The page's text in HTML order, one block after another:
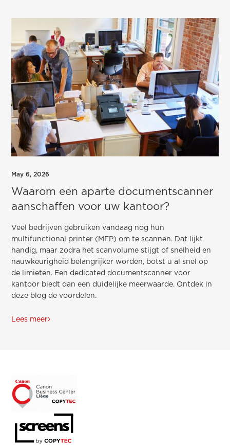
May 6, 2026
Waarom een aparte documentscanner
aanschaffen voor uw kantoor?
Veel bedrijven gebruiken vandaag nog hun
multifunctional printer (MFP) om te scannen. Dat lijkt
handig, maar zodra het scanvolume stijgt of snelheid en
nauwkeurigheid belangrijker worden, botst u al snel op
de limieten. Een dedicated documentscanner voor
kantoor biedt dan een duidelijke meerwaarde. Ontdek in
deze blog de voordelen.
Lees meer